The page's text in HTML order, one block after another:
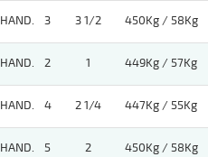
HAND. 3 3 1/2 450Kg / 58Kg
HAND. 2 1 449Kg / 57Kg
HAND. 4 2 1/4 447Kg / 55Kg
HAND. 5 2 450Kg / 58Kg